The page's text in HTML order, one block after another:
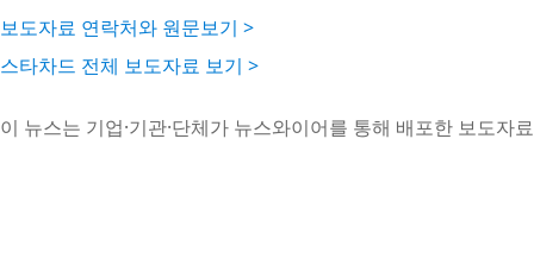
보도자료 연락처와 원문보기 >
스타차드 전체 보도자료 보기 >
이 뉴스는 기업·기관·단체가 뉴스와이어를 통해 배포한 보도자